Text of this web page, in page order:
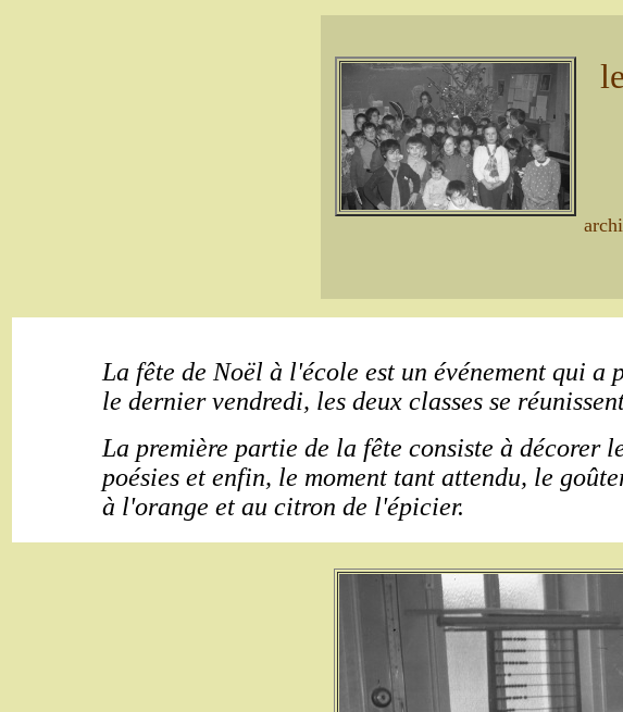
La fête de Noël à l'école est un événement qui
le dernier vendredi, les deux classes se
La première partie de la fête consiste à décorer
poésies et enfin, le moment tant attendu, le
à l'orange et au citron de l'épicier.